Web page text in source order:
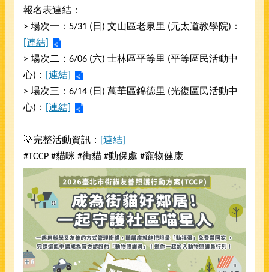
報名表連結：
> 場次一：5/31 (日) 文山區老泉里 (元太道教學院)：
[連結]
> 場次二：6/06 (六) 士林區平等里 (平等區民活動中
心)：
[連結]
> 場次三：6/14 (日) 萬華區錦德里 (光復區民活動中
心)：
[連結]
💡完整活動資訊：
[連結]
#TCCP #貓咪 #街貓 #動保處 #寵物健康